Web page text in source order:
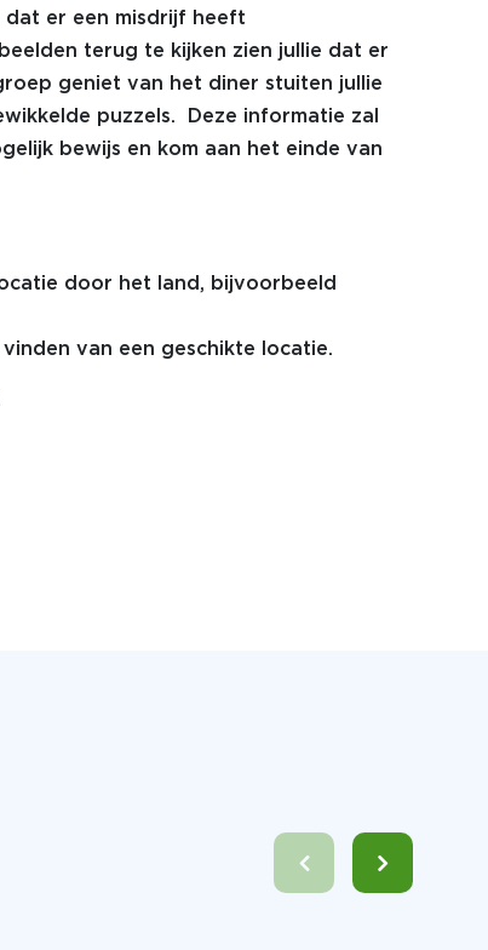
dat er een misdrijf heeft
terug te kijken zien jullie dat er
geniet van het diner stuiten jullie
puzzels. Deze informatie zal
bewijs en kom aan het einde van
door het land, bijvoorbeeld
van een geschikte locatie.